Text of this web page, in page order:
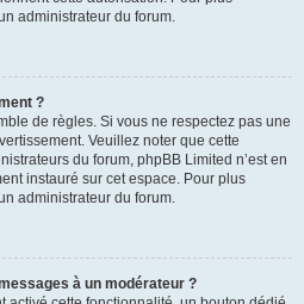
administrateur du forum.
?
de règles. Si vous ne respectez pas une
Veuillez noter que cette
du forum, phpBB Limited n’est en
instauré sur cet espace. Pour plus
administrateur du forum.
à un modérateur ?